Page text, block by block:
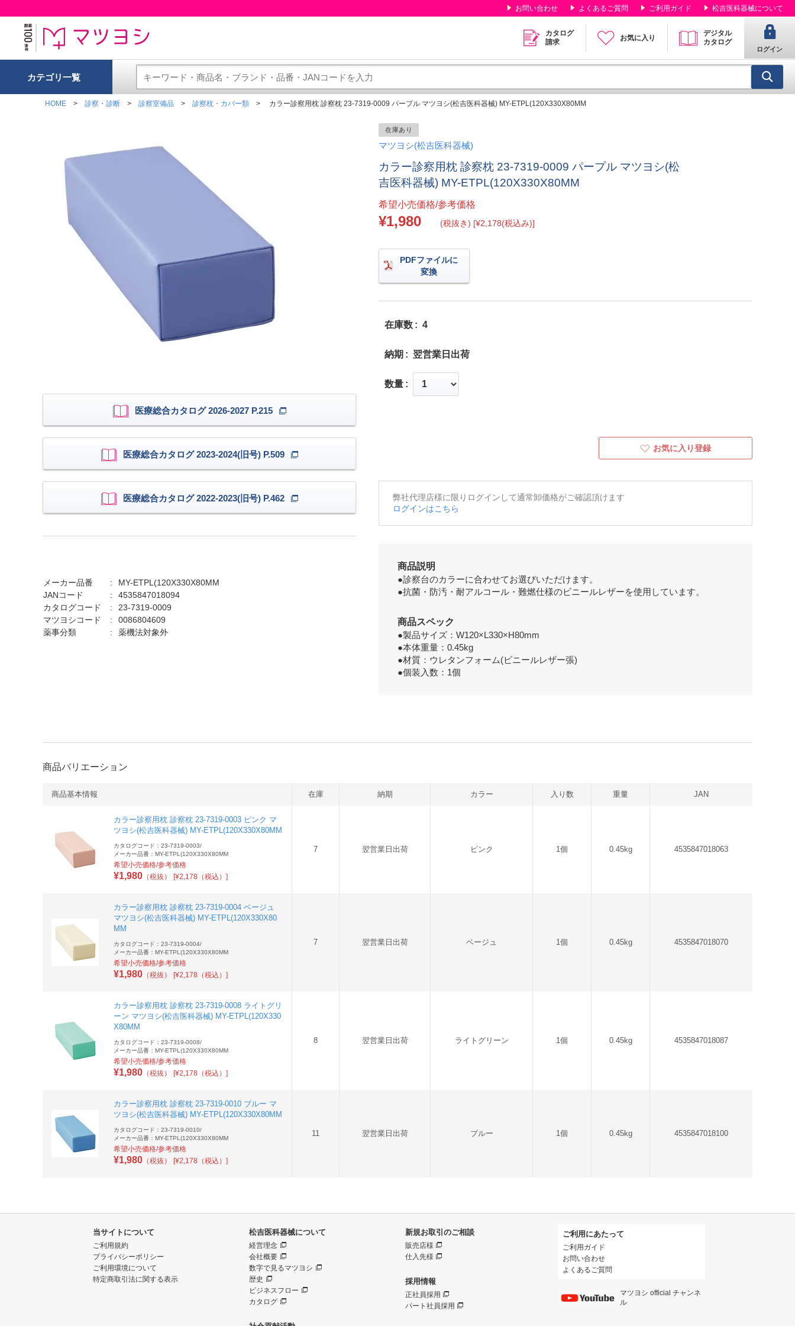
お問い合わせ よくあるご質問 ご利用ガイド 松吉医科器械について
カタログ
請求
お気に入り
デジタル
カタログ
ログイン
カテゴリ一覧
HOME 診察・診断 診察室備品 診察枕・カバー類 カラー診察用枕 診察枕 23-7319-0009 パープル マツヨシ(松吉医科器械) MY-ETPL(120X330X80MM
医療総合カタログ 2026-2027 P.215
医療総合カタログ 2023-2024(旧号) P.509
医療総合カタログ 2022-2023(旧号) P.462
メーカー品番
MY-ETPL(120X330X80MM
JANコード
4535847018094
カタログコード
23-7319-0009
マツヨシコード
0086804609
薬事分類
薬機法対象外
在庫あり
マツヨシ(松吉医科器械)
カラー診察用枕 診察枕 23-7319-0009 パープル マツヨシ(松
吉医科器械) MY-ETPL(120X330X80MM
希望小売価格/参考価格
¥1,980 (税抜き) [¥2,178(税込み)]
PDFファイルに
変換
在庫数 4
納期 翌営業日出荷
数量
お気に入り登録
弊社代理店様に限りログインして通常卸価格がご確認頂けます
ログインはこちら
商品説明
●診察台のカラーに合わせてお選びいただけます。
●抗菌・防汚・耐アルコール・難燃仕様のビニールレザーを使用しています。
商品スペック
●製品サイズ：W120×L330×H80mm
●本体重量：0.45kg
●材質：ウレタンフォーム(ビニールレザー張)
●個装入数：1個
商品バリエーション
商品基本情報 在庫 納期 カラー 入り数 重量 JAN
カラー診察用枕 診察枕 23-7319-0003 ピンク マ
ツヨシ(松吉医科器械) MY-ETPL(120X330X80MM
カタログコード：23-7319-0003/
メーカー品番：MY-ETPL(120X330X80MM
希望小売価格/参考価格
¥1,980 （税抜） [¥2,178（税込）]
7 翌営業日出荷 ピンク 1個 0.45kg 4535847018063
カラー診察用枕 診察枕 23-7319-0004 ベージュ
マツヨシ(松吉医科器械) MY-ETPL(120X330X80
MM
カタログコード：23-7319-0004/
メーカー品番：MY-ETPL(120X330X80MM
希望小売価格/参考価格
¥1,980 （税抜） [¥2,178（税込）]
7 翌営業日出荷 ベージュ 1個 0.45kg 4535847018070
カラー診察用枕 診察枕 23-7319-0008 ライトグリ
ーン マツヨシ(松吉医科器械) MY-ETPL(120X330
X80MM
カタログコード：23-7319-0008/
メーカー品番：MY-ETPL(120X330X80MM
希望小売価格/参考価格
¥1,980 （税抜） [¥2,178（税込）]
8 翌営業日出荷 ライトグリーン 1個 0.45kg 4535847018087
カラー診察用枕 診察枕 23-7319-0010 ブルー マ
ツヨシ(松吉医科器械) MY-ETPL(120X330X80MM
カタログコード：23-7319-0010/
メーカー品番：MY-ETPL(120X330X80MM
希望小売価格/参考価格
¥1,980 （税抜） [¥2,178（税込）]
11 翌営業日出荷 ブルー 1個 0.45kg 4535847018100
当サイトについて
ご利用規約
プライバシーポリシー
ご利用環境について
特定商取引法に関する表示
松吉医科器械について
経営理念
会社概要
数字で見るマツヨシ
歴史
ビジネスフロー
カタログ
新規お取引のご相談
販売店様
仕入先様
採用情報
正社員採用
パート社員採用
ご利用にあたって
ご利用ガイド
お問い合わせ
よくあるご質問
マツヨシ official チャンネ
ル